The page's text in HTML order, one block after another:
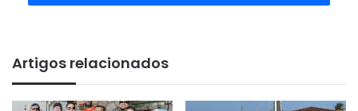
Artigos relacionados